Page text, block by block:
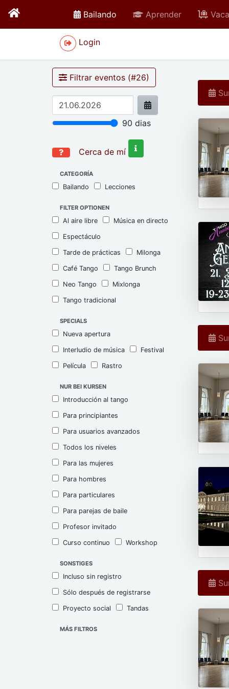
Bailando active Aprender
Login
Filtrar eventos (#26)
90 dias
Cerca de mí
CATEGORÍA
Bailando Lecciones
FILTER OPTIONEN
Al aire libre Música en directo
Espectáculo
Tarde de prácticas Milonga
Café Tango Tango Brunch
Neo Tango Mixlonga
Tango tradicional
SPECIALS
Nueva apertura
Interludio de música Festival
Película Rastro
NUR BEI KURSEN
Introducción al tango
Para principiantes
Para usuarios avanzados
Todos los niveles
Para las mujeres
Para hombres
Para particulares
Para parejas de baile
Profesor invitado
Curso continuo Workshop
SONSTIGES
Incluso sin registro
Sólo después de registrarse
Proyecto social Tandas
MÁS FILTROS